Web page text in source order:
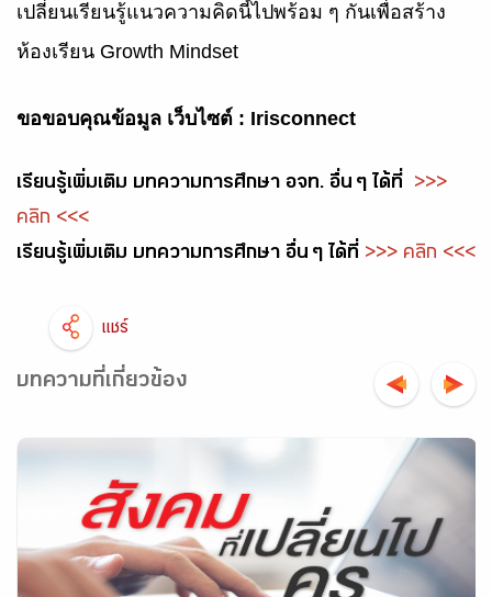
เปลี่ยนเรียนรู้แนวความคิดนี้ไปพร้อม ๆ กันเพื่อสร้าง
ห้องเรียน Growth Mindset
ขอขอบคุณข้อมูล เว็บไซต์ : Irisconnect
เรียนรู้เพิ่มเติม บทความการศึกษา อจท. อื่น ๆ ได้ที่ >>>
คลิก <<<
เรียนรู้เพิ่มเติม บทความการศึกษา อื่น ๆ ได้ที่ >>> คลิก <<<
แชร์
บทความที่เกี่ยวข้อง